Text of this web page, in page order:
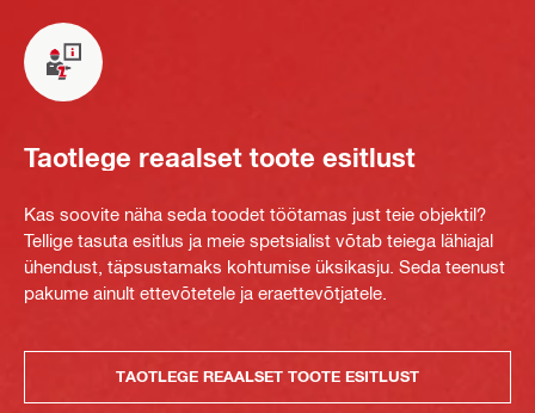
Taotlege reaalset toote esitlust
Kas soovite näha seda toodet töötamas just teie objektil?
Tellige tasuta esitlus ja meie spetsialist võtab teiega lähiajal
ühendust, täpsustamaks kohtumise üksikasju. Seda teenust
pakume ainult ettevõtetele ja eraettevõtjatele.
TAOTLEGE REAALSET TOOTE ESITLUST